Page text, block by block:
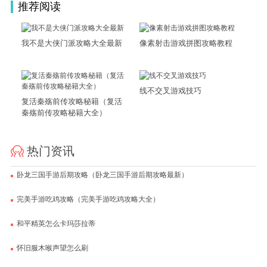
推荐阅读
我不是大侠门派攻略大全最新 像素射击游戏拼图攻略教程
复活秦殇前传攻略秘籍（复活
秦殇前传攻略秘籍大全）
线不交叉游戏技巧
热门资讯
卧龙三国手游后期攻略（卧龙三国手游后期攻略最新）
完美手游吃鸡攻略（完美手游吃鸡攻略大全）
和平精英怎么卡玛莎拉蒂
怀旧服木喉声望怎么刷